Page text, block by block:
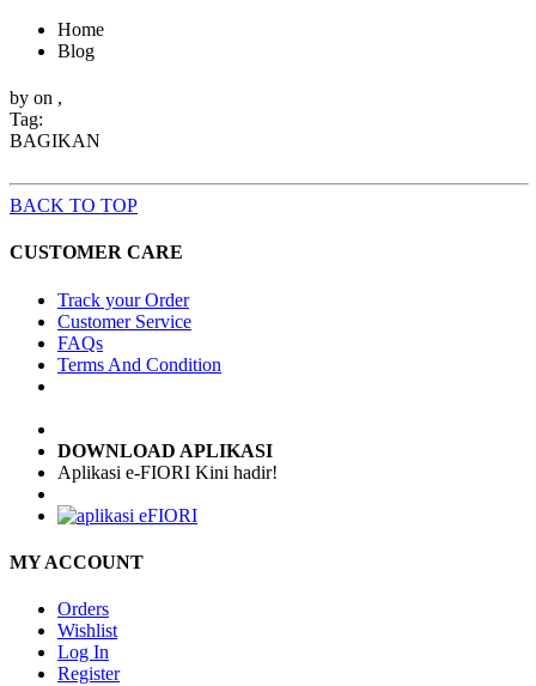
Home
Blog
by on ,
Tag:
BAGIKAN
BACK TO TOP
CUSTOMER CARE
Track your Order
Customer Service
FAQs
Terms And Condition
DOWNLOAD APLIKASI
Aplikasi e-FIORI Kini hadir!
MY ACCOUNT
Orders
Wishlist
Log In
Register